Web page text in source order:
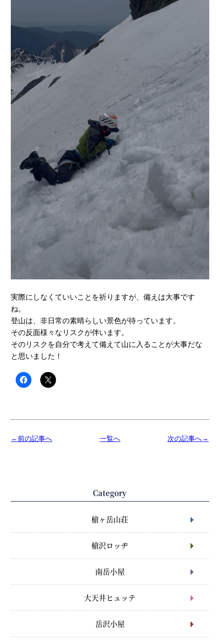
実際にしなくていいことを祈りますが、備えは大事です
ね。
登山は、非日常の素晴らしい景色が待っています。
その反面様々なリスクが伴います。
そのリスクを自分で考えて備えて山に入ることが大事だな
と思いました！
←前の記事へ 一覧へ 次の記事へ→
Category
槍ヶ岳山荘
槍沢ロッヂ
南岳小屋
大天井ヒュッテ
岳沢小屋